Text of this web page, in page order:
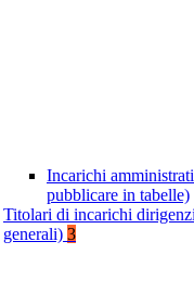
Incarichi
pubblicare in tabelle)
Titolari di incarichi
generali) 3